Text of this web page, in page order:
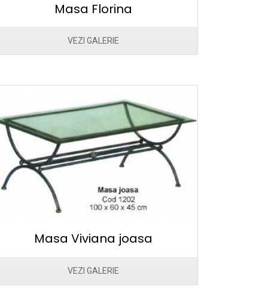
Masa Florina
VEZI GALERIE
Masa Viviana joasa
VEZI GALERIE